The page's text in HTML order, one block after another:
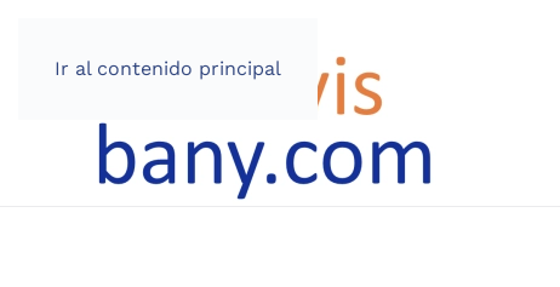
Ir al contenido principal